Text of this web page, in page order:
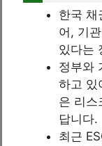
한국 채
어, 기
있다는
정부와
하고 있
은 리스
답니다.
최근